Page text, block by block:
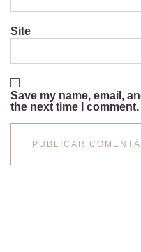
Site
Save my name, email,
the next time I comment.